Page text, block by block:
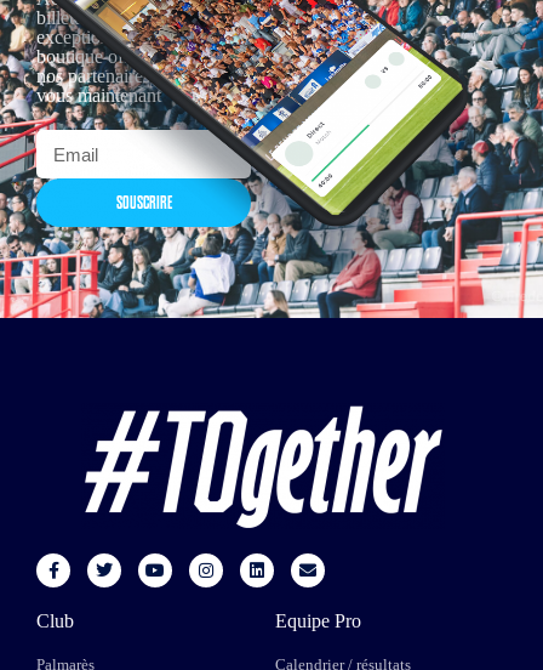
billetterie, remises
exceptionnelles dans la
boutique officielles & chez
nos partenaires… Inscrivez-
vous maintenant
SOUSCRIRE
Club
Palmarès
Equipe Pro
Calendrier / résultats